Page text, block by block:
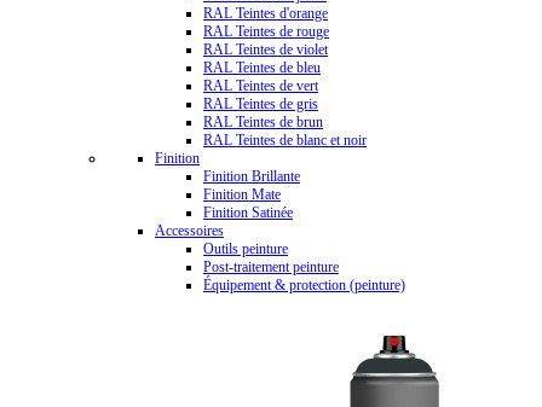
RAL Teintes d'orange
RAL Teintes de rouge
RAL Teintes de violet
RAL Teintes de bleu
RAL Teintes de vert
RAL Teintes de gris
RAL Teintes de brun
RAL Teintes de blanc et noir
Finition
Finition Brillante
Finition Mate
Finition Satinée
Accessoires
Outils peinture
Post-traitement peinture
Équipement & protection (peinture)